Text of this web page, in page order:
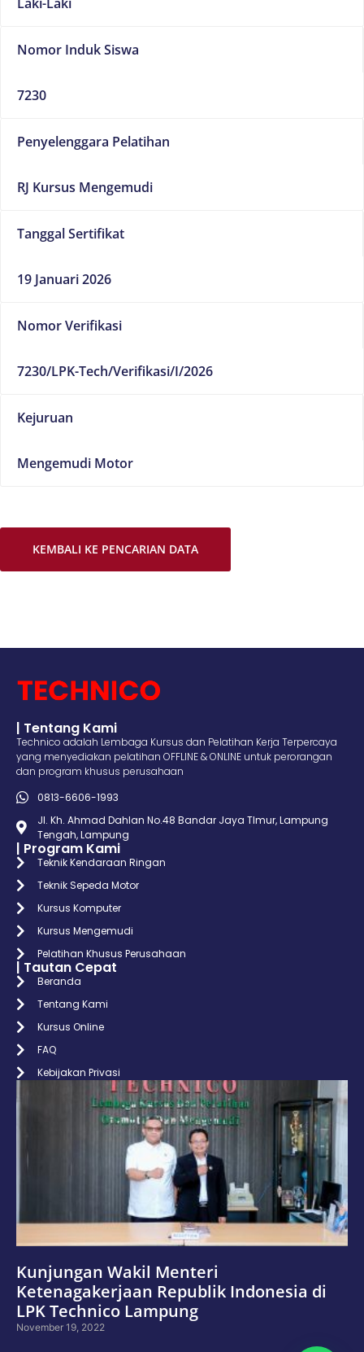
Nomor Induk Siswa
7230
Penyelenggara Pelatihan
RJ Kursus Mengemudi
Tanggal Sertifikat
19 Januari 2026
Nomor Verifikasi
7230/LPK-Tech/Verifikasi/I/2026
Kejuruan
Mengemudi Motor
KEMBALI KE PENCARIAN DATA
| Tentang Kami
Technico adalah Lembaga Kursus dan Pelatihan Kerja Terpercaya
yang menyediakan pelatihan OFFLINE & ONLINE untuk perorangan
dan program khusus perusahaan
0813-6606-1993
Jl. Kh. Ahmad Dahlan No.48 Bandar Jaya TImur, Lampung
Tengah, Lampung
| Program Kami
Teknik Kendaraan Ringan
Teknik Sepeda Motor
Kursus Komputer
Kursus Mengemudi
Pelatihan Khusus Perusahaan
| Tautan Cepat
Beranda
Tentang Kami
Kursus Online
FAQ
Kebijakan Privasi
Kunjungan Wakil Menteri
Ketenagakerjaan Republik Indonesia di
LPK Technico Lampung
November 19, 2022